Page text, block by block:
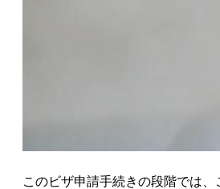
このビザ申請手続きの段階では、